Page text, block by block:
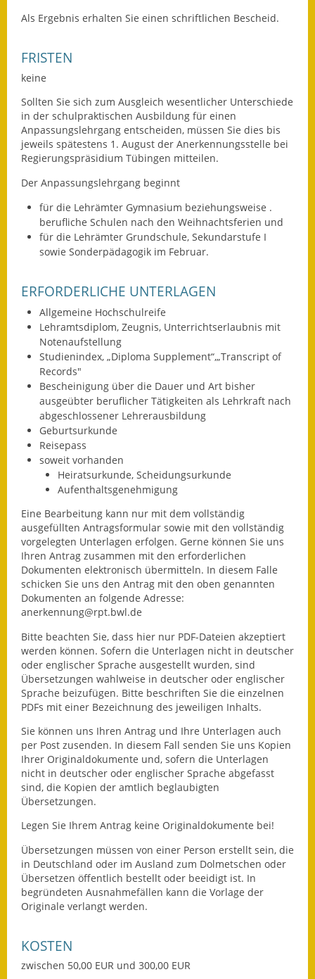
Eröffnungsbilanz
Haushaltspläne
Jahresabschlüsse
Wasserversorgung
Heiraten in Notzingen
Mitarbeiter
Wahlen
Was erledige ich wo?
Leben
Bauwasser/Wasser/Abwasser
Bebauungspläne
Bodenrichtwerte
Flächennutzungsplan
Gutachterausschuss
Landessanierungsprogramm
Mietspiegel
Rückstausicherung von
Gebäuden
Hochwassergefahrenkarte
Bürgerhaus
Grundschule &
Kernzeitbetreuung
Kinderbetreuung
Als Ergebnis erhalten Sie einen schriftlichen Bescheid.
FRISTEN
keine
Sollten Sie sich zum Ausgleich wesentlicher Unterschiede
in der schulpraktischen Ausbildung für einen
Anpassungslehrgang entscheiden, müssen Sie dies bis
jeweils spätestens 1. August der Anerkennungsstelle bei
Regierungspräsidium Tübingen mitteilen.
Der Anpassungslehrgang beginnt
für die Lehrämter Gymnasium beziehungsweise .
berufliche Schulen nach den Weihnachtsferien und
für die Lehrämter Grundschule, Sekundarstufe I
sowie Sonderpädagogik im Februar.
ERFORDERLICHE UNTERLAGEN
Allgemeine Hochschulreife
Lehramtsdiplom, Zeugnis, Unterrichtserlaubnis mit
Notenaufstellung
Studienindex, „Diploma Supplement“,„Transcript of
Records"
Bescheinigung über die Dauer und Art bisher
ausgeübter beruflicher Tätigkeiten als Lehrkraft nach
abgeschlossener Lehrerausbildung
Geburtsurkunde
Reisepass
soweit vorhanden
Heiratsurkunde, Scheidungsurkunde
Aufenthaltsgenehmigung
Eine Bearbeitung kann nur mit dem vollständig
ausgefüllten Antragsformular sowie mit den vollständig
vorgelegten Unterlagen erfolgen. Gerne können Sie uns
Ihren Antrag zusammen mit den erforderlichen
Dokumenten elektronisch übermitteln. In diesem Falle
schicken Sie uns den Antrag mit den oben genannten
Dokumenten an folgende Adresse:
anerkennung@rpt.bwl.de
Bitte beachten Sie, dass hier nur PDF-Dateien akzeptiert
werden können. Sofern die Unterlagen nicht in deutscher
oder englischer Sprache ausgestellt wurden, sind
Übersetzungen wahlweise in deutscher oder englischer
Sprache beizufügen. Bitte beschriften Sie die einzelnen
PDFs mit einer Bezeichnung des jeweiligen Inhalts.
Sie können uns Ihren Antrag und Ihre Unterlagen auch
per Post zusenden. In diesem Fall senden Sie uns Kopien
Ihrer Originaldokumente und, sofern die Unterlagen
nicht in deutscher oder englischer Sprache abgefasst
sind, die Kopien der amtlich beglaubigten
Übersetzungen.
Legen Sie Ihrem Antrag keine Originaldokumente bei!
Übersetzungen müssen von einer Person erstellt sein, die
in Deutschland oder im Ausland zum Dolmetschen oder
Übersetzen öffentlich bestellt oder beeidigt ist. In
begründeten Ausnahmefällen kann die Vorlage der
Originale verlangt werden.
KOSTEN
zwischen 50,00 EUR und 300,00 EUR